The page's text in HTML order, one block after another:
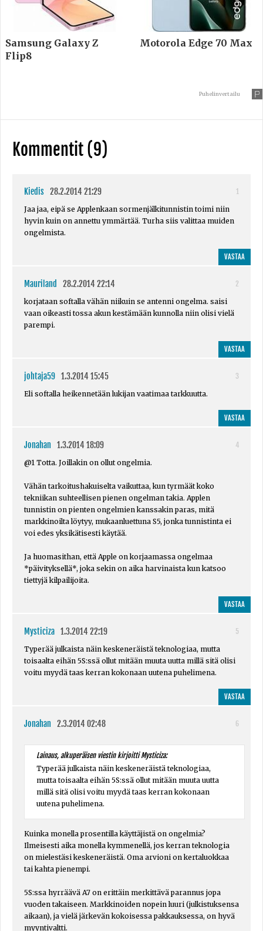
Samsung Galaxy Z
Flip8
Motorola Edge 70 Max
Puhelinvertailu
Kommentit (9)
Kiedis 28.2.2014 21:29
1
Jaa jaa, eipä se Applenkaan sormenjälkitunnistin toimi niin
hyvin kuin on annettu ymmärtää. Turha siis valittaa muiden
ongelmista.
VASTAA
Mauriland 28.2.2014 22:14
2
korjataan softalla vähän niikuin se antenni ongelma. saisi
vaan oikeasti tossa akun kestämään kunnolla niin olisi vielä
parempi.
VASTAA
johtaja59 1.3.2014 15:45
3
Eli softalla heikennetään lukijan vaatimaa tarkkuutta.
VASTAA
Jonahan 1.3.2014 18:09
4
@1 Totta. Joillakin on ollut ongelmia.
Vähän tarkoitushakuiselta vaikuttaa, kun tyrmäät koko
tekniikan suhteellisen pienen ongelman takia. Applen
tunnistin on pienten ongelmien kanssakin paras, mitä
markkinoilta löytyy, mukaanluettuna S5, jonka tunnistinta ei
voi edes yksikätisesti käytää.
Ja huomasithan, että Apple on korjaamassa ongelmaa
*päivityksellä*, joka sekin on aika harvinaista kun katsoo
tiettyjä kilpailijoita.
VASTAA
Mysticiza 1.3.2014 22:19
5
Typerää julkaista näin keskeneräistä teknologiaa, mutta
toisaalta eihän 5S:ssä ollut mitään muuta uutta millä sitä olisi
voitu myydä taas kerran kokonaan uutena puhelimena.
VASTAA
Jonahan 2.3.2014 02:48 6
Lainaus, alkuperäisen viestin kirjoitti Mysticiza:
Typerää julkaista näin keskeneräistä teknologiaa,
mutta toisaalta eihän 5S:ssä ollut mitään muuta uutta
millä sitä olisi voitu myydä taas kerran kokonaan
uutena puhelimena.
Kuinka monella prosentilla käyttäjistä on ongelmia?
Ilmeisesti aika monella kymmenellä, jos kerran teknologia
on mielestäsi keskeneräistä. Oma arvioni on kertaluokkaa
tai kahta pienempi.
5S:ssa hyrräävä A7 on erittäin merkittävä parannus jopa
vuoden takaiseen. Markkinoiden nopein luuri (julkistuksensa
aikaan), ja vielä järkevän kokoisessa pakkauksessa, on hyvä
myyntivaltti.